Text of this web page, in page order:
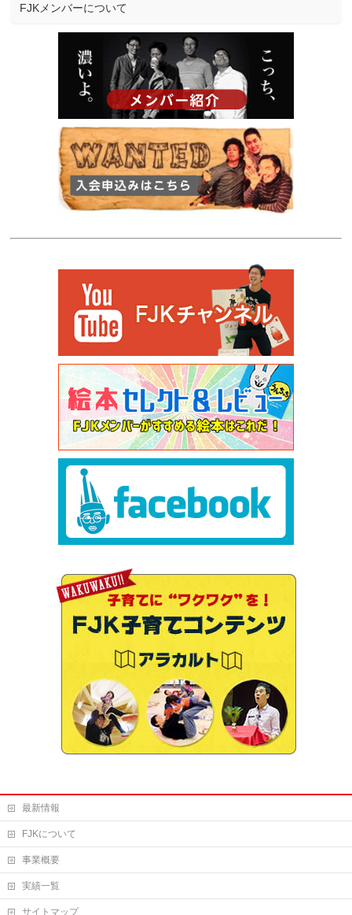
FJKメンバーについて
最新情報
FJKについて
事業概要
実績一覧
サイトマップ